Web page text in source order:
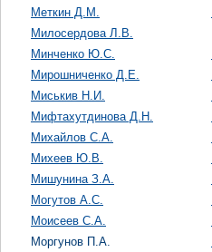
Меткин Д.М.
Милосердова Л.В.
Минченко Ю.С.
Мирошниченко Д.Е.
Миськив Н.И.
Мифтахутдинова Д.Н.
Михайлов С.А.
Михеев Ю.В.
Мишунина З.А.
Могутов А.С.
Моисеев С.А.
Моргунов П.А.